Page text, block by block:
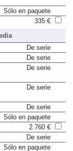
Sólo en paquete
De serie
De serie
De serie
Sólo en paquete
2.760 €
De serie